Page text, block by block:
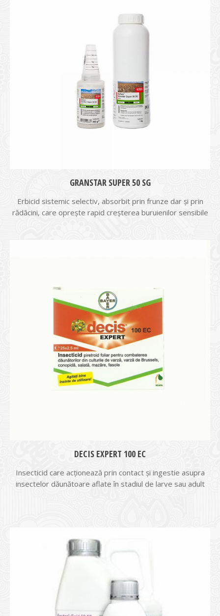
GRANSTAR SUPER 50 SG
Erbicid sistemic selectiv, absorbit prin frunze dar şi prin
rădăcini, care opreşte rapid creşterea buruienilor sensibile
DECIS EXPERT 100 EC
Insecticid care acționează prin contact și ingestie asupra
insectelor dăunătoare aflate în stadiul de larve sau adult